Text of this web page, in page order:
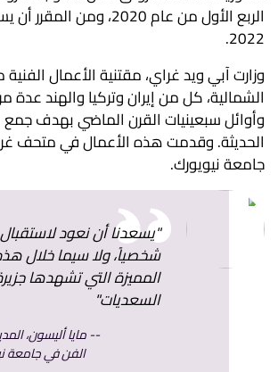
2022.
وزارت آبي ويد غراي، مقتنية الأعمال الفنية
الشمالية، كل من إيران وتركيا والهند عدة
وأوائل سبعينيات القرن الماضي بهدف جمع
الحديثة. وقدمت هذه الأعمال في متحف
جامعة نيويورك.
"يسعدنا أن نعود لاستقبال
شخصياً، ولا سيما خلال هذه
المميزة التي تشهدها جزيرة
السعديات"
مايا أليسون،
الفن في جامعة